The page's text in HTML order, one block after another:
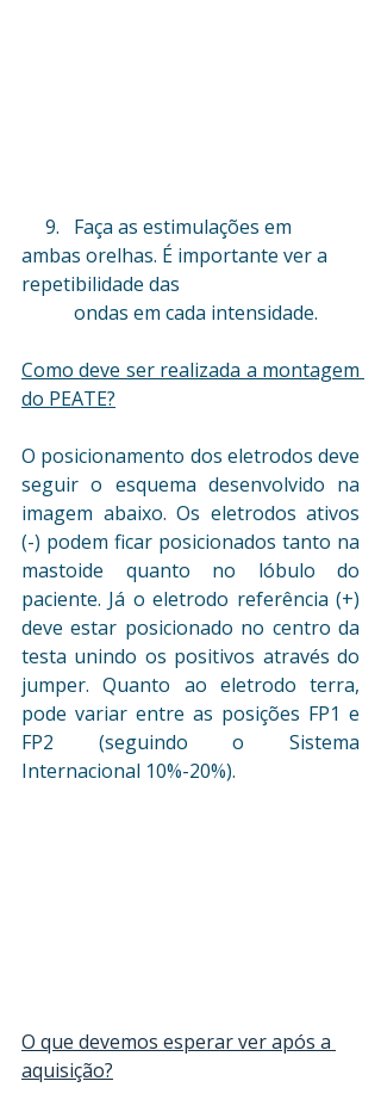
9.   Faça as estimulações em
ambas orelhas. É importante ver a
repetibilidade das
           ondas em cada intensidade.
Como deve ser realizada a montagem
do PEATE?
O posicionamento dos eletrodos deve
seguir o esquema desenvolvido na
imagem abaixo. Os eletrodos ativos
(-) podem ficar posicionados tanto na
mastoide quanto no lóbulo do
paciente. Já o eletrodo referência (+)
deve estar posicionado no centro da
testa unindo os positivos através do
jumper. Quanto ao eletrodo terra,
pode variar entre as posições FP1 e
FP2 (seguindo o Sistema
Internacional 10%-20%).
O que devemos esperar ver após a
aquisição?